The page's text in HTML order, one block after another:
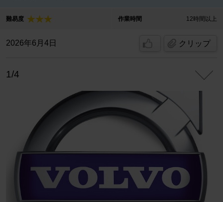
難易度 作業時間 12時間以上
2026年6月4日 クリップ
1/4